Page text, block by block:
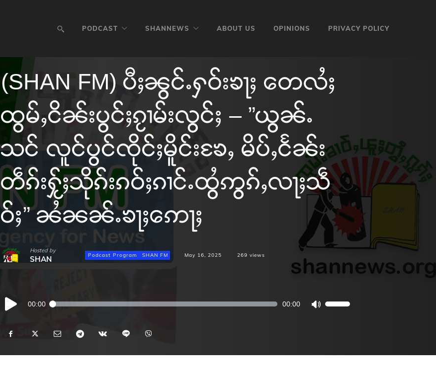
PODCAST SHANNEWS ABOUT US OPINIONS PRIVACY POLICY
(SHAN FM) ပီႈၼွင်ႉႁဝ်းၶႃႈ တေလႆႈ
ထွမ်ႇငိၼ်းပွင်ႈၵႂၢမ်းလွင်ႈ – ”ယွၼ်ႉ
သင် လူင်ပွင်ၸိုင်ႈမိူင်းၶႄႇ မိပ်ႇငႅၼ်း
တဵၵ်းႁႂ်ႈသိုၵ်းၵဝ်ႈၵၢင်ႉထွႆဢွၵ်ႇလႃႈသဵ
ဝ်ႈ” ၼႆၼၼ်ႉၶႃႈဢေႃႈ
Hosted by
SHAN Podcast Program SHAN FM May 16, 2025 269 views
Audio
Player
00:00 00:00
Use
to